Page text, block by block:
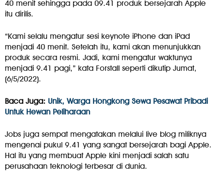
40 menit sehingga pada 09.41 produk bersejarah Apple
itu dirilis.
“Kami selalu mengatur sesi keynote iPhone dan iPad
menjadi 40 menit. Setelah itu, kami akan menunjukkan
produk secara resmi. Jadi, kami mengatur waktunya
menjadi 9.41 pagi,” kata Forstall seperti dikutip Jumat,
(6/5/2022).
Baca Juga: Unik, Warga Hongkong Sewa Pesawat Pribadi
Untuk Hewan Peliharaan
Jobs juga sempat mengatakan melalui live blog miliknya
mengenai pukul 9.41 yang sangat bersejarah bagi Apple.
Hal itu yang membuat Apple kini menjadi salah satu
perusahaan teknologi terbesar di dunia.